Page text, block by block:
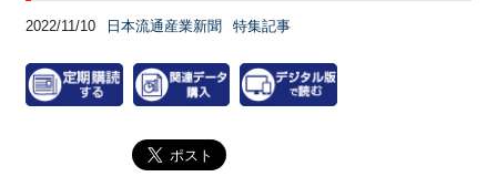
2022/11/10 日本流通産業新聞 特集記事